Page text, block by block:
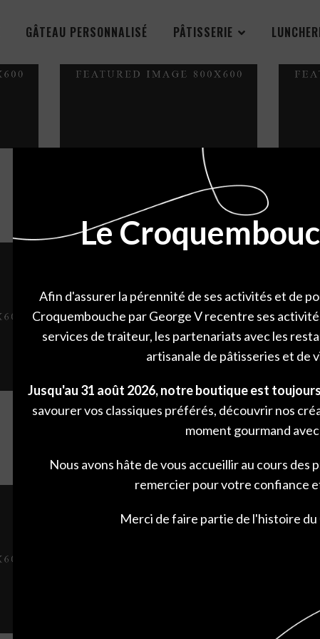
GÂTEAU PERSONNALISÉ PÂTISSERIE
Perfect Muffins
Le
Afin d'assurer la pérennité de ses activités et de
Croquembouche par George V recentre ses
services de traiteur, les partenariats avec les
artisanale de pâtisseries et de
Jusqu'au 31 août 2026, notre boutique est
savourer vos classiques préférés, découvrir nos
moment gourmand
Nous avons hâte de vous accueillir au cours des
remercier pour votre confiance
Merci de faire partie de l'histoire